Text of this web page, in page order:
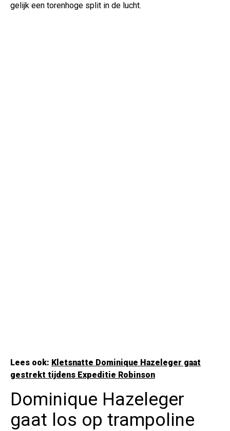
gelijk een torenhoge split in de lucht.
Lees ook: Kletsnatte Dominique Hazeleger gaat
gestrekt tijdens Expeditie Robinson
Dominique Hazeleger
gaat los op trampoline